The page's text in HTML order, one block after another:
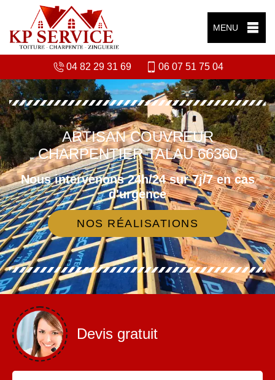
MENU
04 82 29 31 69 06 07 51 75 04
ARTISAN COUVREUR
CHARPENTIER TALAU 66360
Nous intervenons 24h/24 sur 7j/7 en cas
d'urgence
NOS RÉALISATIONS
Devis gratuit